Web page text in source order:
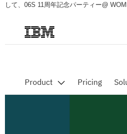
して、06S 11周年記念パーティー@